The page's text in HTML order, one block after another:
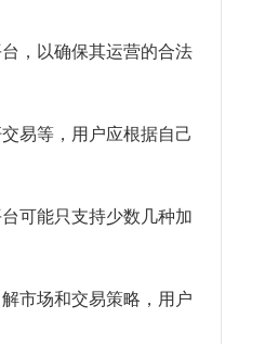
，以确保其运营的合法
易等，用户应根据自己
可能只支持少数几种加
市场和交易策略，用户